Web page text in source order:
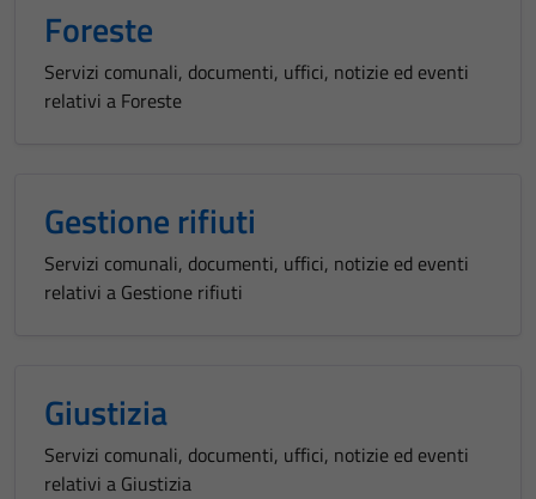
Foreste
Servizi comunali, documenti, uffici, notizie ed eventi
relativi a Foreste
Gestione rifiuti
Servizi comunali, documenti, uffici, notizie ed eventi
relativi a Gestione rifiuti
Giustizia
Servizi comunali, documenti, uffici, notizie ed eventi
relativi a Giustizia